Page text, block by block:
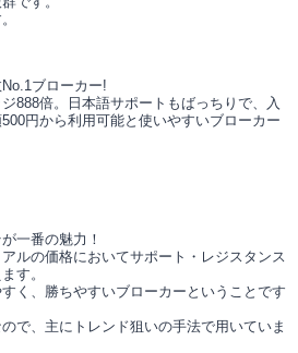
ブローカー!
888倍。日本語サポートもばっちりで、入
円から利用可能と使いやすいブローカー
一番の魅力！
ルの価格においてサポート・レジスタンス
す。
く、勝ちやすいブローカーということです
で、主にトレンド狙いの手法で用いていま